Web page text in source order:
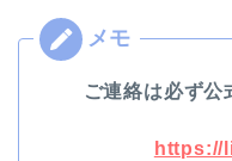
ご連絡は必ず公
https://